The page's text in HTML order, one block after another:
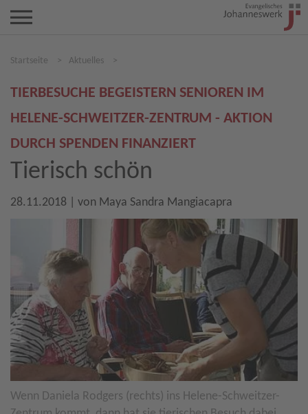
Startseite > Aktuelles >
TIERBESUCHE BEGEISTERN SENIOREN IM
HELENE-SCHWEITZER-ZENTRUM - AKTION
DURCH SPENDEN FINANZIERT
Tierisch schön
28.11.2018 | von Maya Sandra Mangiacapra
Wenn Daniela Rodgers (rechts) ins Helene-Schweitzer-